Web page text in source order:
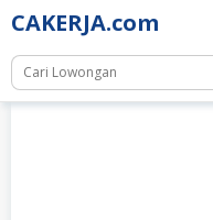
Skip
to
content
CAKERJA.com